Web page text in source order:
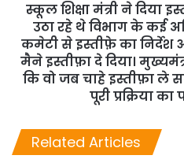
स्कूल शिक्षा मंत्री ने दिया
उठा रहे थे विभाग के कई
कमेटी से इस्तीफ़े का
मैने इस्तीफ़ा दे दिया।
कि वो जब चाहे इस्तीफ़ा
पूरी प्रक्रिया
Related Articles